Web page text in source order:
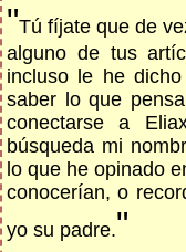
"Tú fíjate que de
alguno de tus
incluso le he
saber lo que
conectarse a
búsqueda mi
lo que he opinado
conocerían, o
yo su padre."